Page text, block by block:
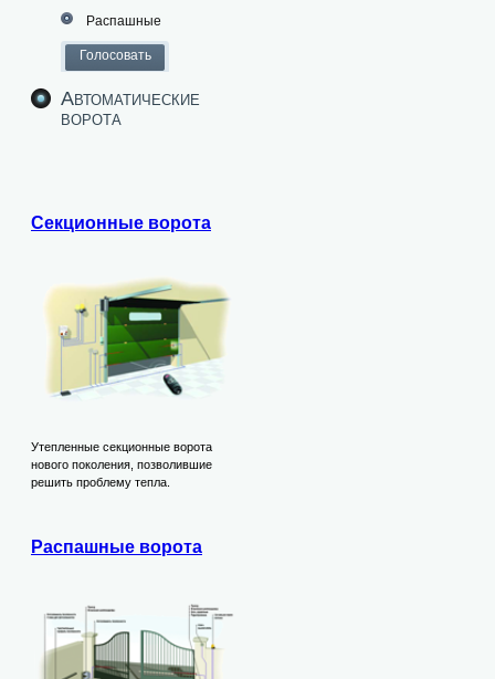
Распашные
Автоматические
ворота
Секционные ворота
Утепленные секционные ворота
нового поколения, позволившие
решить проблему тепла.
Распашные ворота